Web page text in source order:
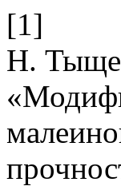
[1]
Н.